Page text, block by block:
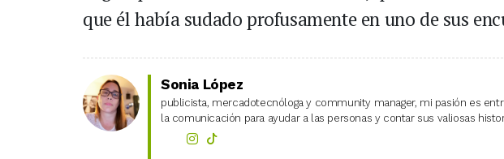
que él había sudado profusamente en uno de sus
Sonia López
publicista, mercadotecnóloga y community manager, mi pasión es
la comunicación para ayudar a las personas y contar sus valiosas